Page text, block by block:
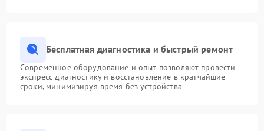
Бесплатная диагностика и быстрый ремонт
Современное оборудование и опыт позволяют провести
экспресс-диагностику и восстановление в кратчайшие
сроки, минимизируя время без устройства